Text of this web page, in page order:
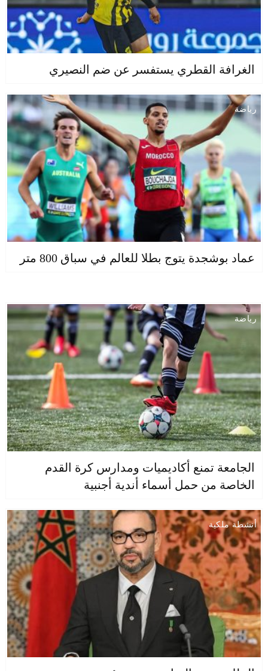
الغرافة القطري يستفسر عن ضم النصيري
رياضة
عماد بوشجدة يتوج بطلا للعالم في سباق 800 متر
رياضة
الجامعة تمنع أكاديميات ومدارس كرة القدم
الخاصة من حمل أسماء أندية أجنبية
أنشطة ملكية